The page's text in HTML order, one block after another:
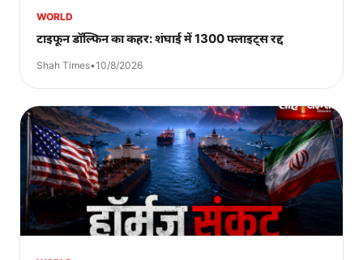
WORLD
टाइफून डॉल्फिन का कहर: शंघाई में 1300 फ्लाइट्स रद्द
Shah Times•10/8/2026